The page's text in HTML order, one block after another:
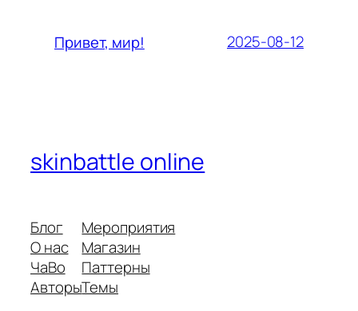
Привет, мир! 2025-08-12
skinbattle online
Блог
О нас
ЧаВо
Авторы
Мероприятия
Магазин
Паттерны
Темы